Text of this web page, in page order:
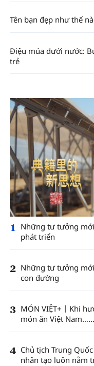
Tên bạn đẹp như thế
Điệu múa dưới nước:
trẻ
1
Những tư tưởng
phát triển
2 Những tư tưởng
con đường
3 MÓN VIỆT+丨Khi
món ăn Việt Nam……
4 Chủ tịch Trung
nhân tạo luôn nằm